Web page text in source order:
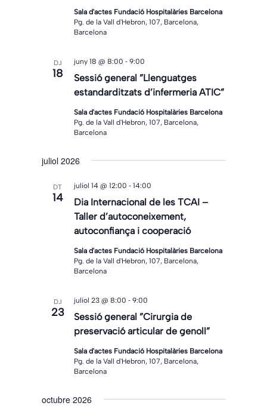
Sala d'actes Fundació Hospitalàries Barcelona
Pg. de la Vall d'Hebron, 107, Barcelona,
Barcelona
DJ
18
Sessió general ”Llenguatges
estandarditzats d’infermeria ATIC”
juny 18 @ 8:00 - 9:00
Sala d'actes Fundació Hospitalàries Barcelona
Pg. de la Vall d'Hebron, 107, Barcelona,
Barcelona
juliol 2026
DT
14
Dia Internacional de les TCAI –
Taller d’autoconeixement,
autoconfiança i cooperació
juliol 14 @ 12:00 - 14:00
Sala d'actes Fundació Hospitalàries Barcelona
Pg. de la Vall d'Hebron, 107, Barcelona,
Barcelona
DJ
23
Sessió general ”Cirurgia de
preservació articular de genoll”
juliol 23 @ 8:00 - 9:00
Sala d'actes Fundació Hospitalàries Barcelona
Pg. de la Vall d'Hebron, 107, Barcelona,
Barcelona
octubre 2026